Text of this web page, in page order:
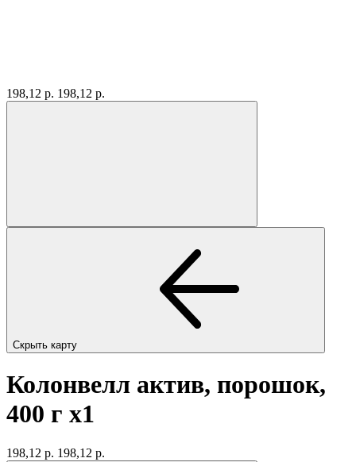
198,12 р. 198,12 р.
Скрыть карту
Колонвелл актив, порошок,
400 г x1
198,12 р. 198,12 р.